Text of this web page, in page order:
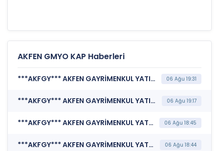
AKFEN GMYO KAP Haberleri
***AKFGY*** AKFEN GAYRİMENKUL YATIRIM ORTAKLIĞI A.Ş. (Genel Kurul İşlemlerine İlişkin Bildirim) 06 Ağu 19:31
***AKFGY*** AKFEN GAYRİMENKUL YATIRIM ORTAKLIĞI A.Ş. (Genel Kurul İşlemlerine İlişkin Bildirim) 06 Ağu 19:17
***AKFGY*** AKFEN GAYRİMENKUL YATIRIM ORTAKLIĞI A.Ş. (Katılım Finansı İlkeleri Bilgi Formu ) 06 Ağu 18:45
***AKFGY*** AKFEN GAYRİMENKUL YATIRIM ORTAKLIĞI A.Ş. (Portföy Sınırlamalarına Uyumun Kontrolü) 06 Ağu 18:44